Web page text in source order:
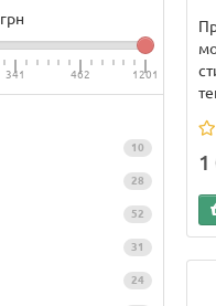
грн
341 462 1201
10
28
52
31
24
1